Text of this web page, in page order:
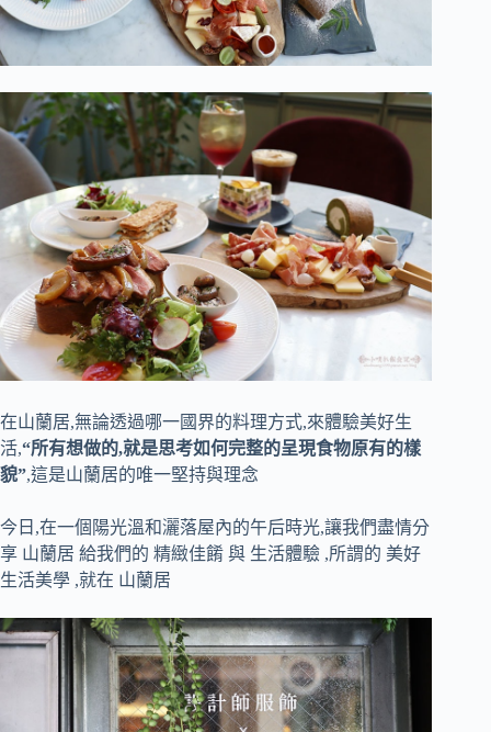
在山蘭居,無論透過哪一國界的料理方式,來體驗美好生
活,“所有想做的,就是思考如何完整的呈現食物原有的樣
貌”,這是山蘭居的唯一堅持與理念
今日,在一個陽光溫和灑落屋內的午后時光,讓我們盡情分
享 山蘭居 給我們的 精緻佳餚 與 生活體驗 ,所謂的 美好
生活美學 ,就在 山蘭居